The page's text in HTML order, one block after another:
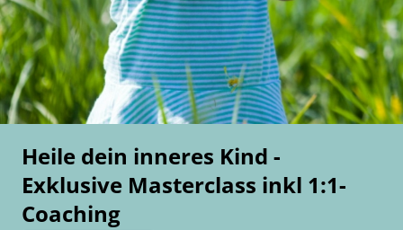
Heile dein inneres Kind -
Exklusive Masterclass inkl 1:1-
Coaching